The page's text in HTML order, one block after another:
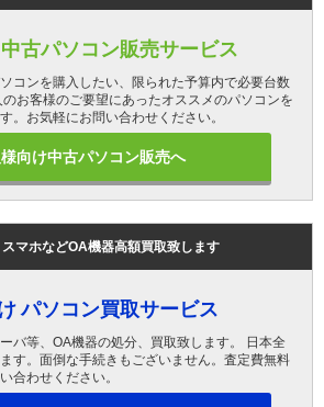
古パソコン販売サービス
コンを購入したい、限られた予算内で必要台数
お客様のご要望にあったオススメのパソコンを
。お気軽にお問い合わせください。
向け中古パソコン販売へ
マホなどOA機器高額買取致します
パソコン買取サービス
バ等、OA機器の処分、買取致します。 日本全
す。面倒な手続きもございません。査定費無料
合わせください。